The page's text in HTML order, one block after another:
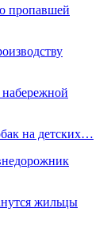
пропавшей
на детских…
жильцы